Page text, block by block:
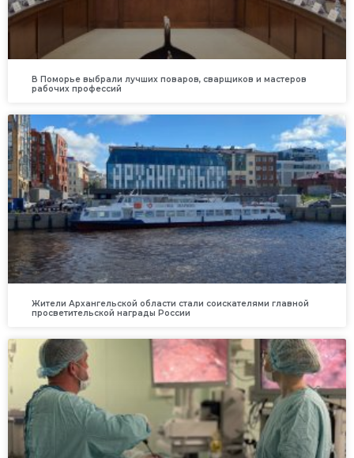
В Поморье выбрали лучших поваров, сварщиков и мастеров
рабочих профессий
Жители Архангельской области стали соискателями главной
просветительской награды России